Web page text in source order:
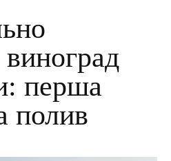
перша
полив